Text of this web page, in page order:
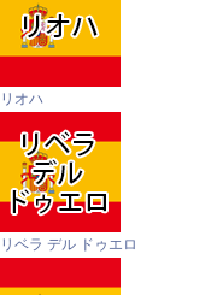
リオハ
リベラ デル ドゥエロ